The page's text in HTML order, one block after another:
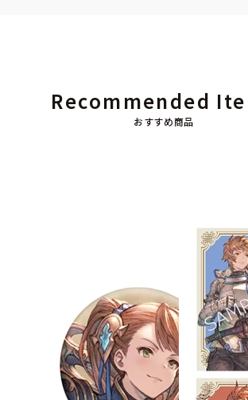
おすすめ商品
Recommended